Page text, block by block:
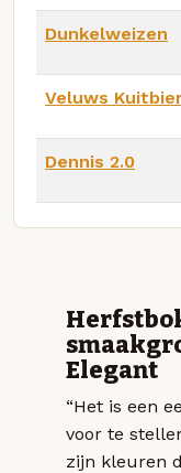
Dunkelweizen
Veluws
Dennis 2.0
Elegant
“Het is een
voor te
zijn kleuren